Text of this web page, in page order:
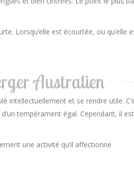
Lorsqu’elle est écourtée, ou qu’elle
Australien
intellectuellement et se rendre utile.
tempérament égal. Cependant, il
une activité qu’il affectionne